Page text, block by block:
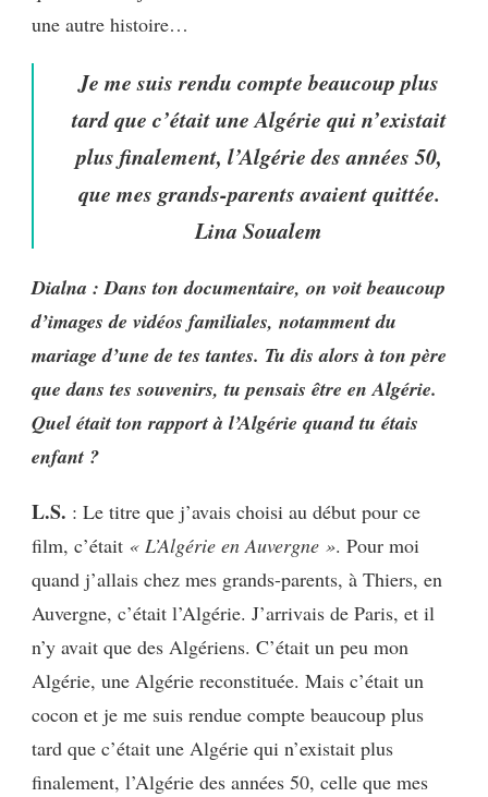
une autre histoire…
Je me suis rendu compte beaucoup plus
tard que c’était une Algérie qui n’existait
plus finalement, l’Algérie des années 50,
que mes grands-parents avaient quittée.
Lina Soualem
Dialna : Dans ton documentaire, on voit beaucoup
d’images de vidéos familiales, notamment du
mariage d’une de tes tantes. Tu dis alors à ton père
que dans tes souvenirs, tu pensais être en Algérie.
Quel était ton rapport à l’Algérie quand tu étais
enfant ?
L.S. : Le titre que j’avais choisi au début pour ce
film, c’était « L’Algérie en Auvergne ». Pour moi
quand j’allais chez mes grands-parents, à Thiers, en
Auvergne, c’était l’Algérie. J’arrivais de Paris, et il
n’y avait que des Algériens. C’était un peu mon
Algérie, une Algérie reconstituée. Mais c’était un
cocon et je me suis rendue compte beaucoup plus
tard que c’était une Algérie qui n’existait plus
finalement, l’Algérie des années 50, celle que mes